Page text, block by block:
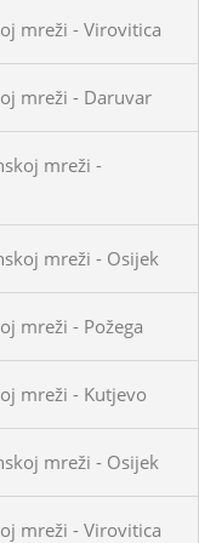
mreži - Virovitica
mreži - Daruvar
mreži -
mreži - Osijek
mreži - Požega
mreži - Kutjevo
mreži - Osijek
mreži - Virovitica